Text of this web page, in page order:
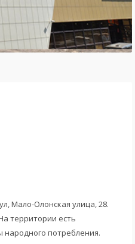
Мало-Олонская улица, 28.
территории есть
народного потребления.